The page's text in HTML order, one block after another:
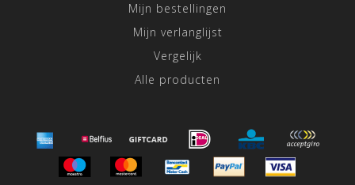
Mijn bestellingen
Mijn verlanglijst
Vergelijk
Alle producten